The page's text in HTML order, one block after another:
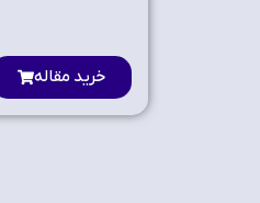
خرید مقاله